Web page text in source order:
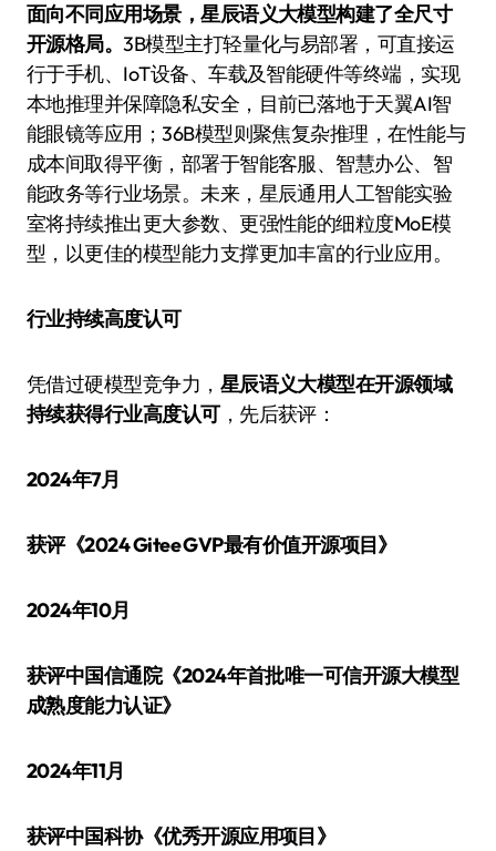
面向不同应用场景，星辰语义大模型构建了全尺寸
开源格局。3B模型主打轻量化与易部署，可直接运
行于手机、IoT设备、车载及智能硬件等终端，实现
本地推理并保障隐私安全，目前已落地于天翼AI智
能眼镜等应用；36B模型则聚焦复杂推理，在性能与
成本间取得平衡，部署于智能客服、智慧办公、智
能政务等行业场景。未来，星辰通用人工智能实验
室将持续推出更大参数、更强性能的细粒度MoE模
型，以更佳的模型能力支撑更加丰富的行业应用。
行业持续高度认可
凭借过硬模型竞争力， 星辰语义大模型在开源领域
持续获得行业高度认可，先后获评：
2024年7月
获评《2024 Gitee GVP最有价值开源项目》
2024年10月
获评中国信通院《2024年首批唯一可信开源大模型
成熟度能力认证》
2024年11月
获评中国科协《优秀开源应用项目》